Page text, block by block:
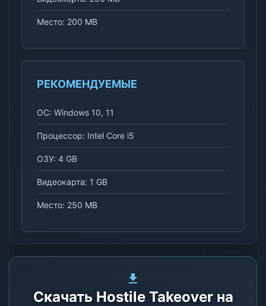
Место: 200 MB
РЕКОМЕНДУЕМЫЕ
ОС: Windows 10, 11
Процессор: Intel Core i5
ОЗУ: 4 GB
Видеокарта: 1 GB
Место: 250 MB
Скачать Hostile Takeover на